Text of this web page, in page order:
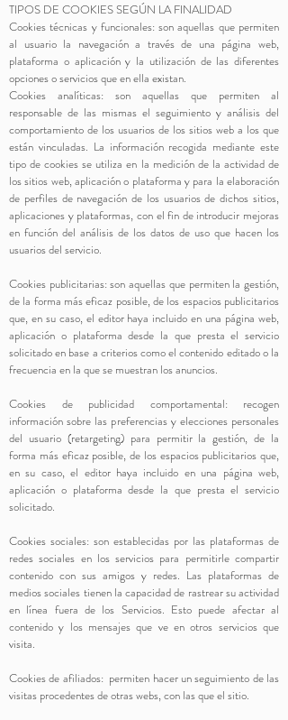
TIPOS DE COOKIES SEGÚN LA FINALIDAD
Cookies técnicas y funcionales: son aquellas que permiten
al usuario la navegación a través de una página web,
plataforma o aplicación y la utilización de las diferentes
opciones o servicios que en ella existan.
Cookies analíticas: son aquellas que permiten al
responsable de las mismas el seguimiento y análisis del
comportamiento de los usuarios de los sitios web a los que
están vinculadas. La información recogida mediante este
tipo de cookies se utiliza en la medición de la actividad de
los sitios web, aplicación o plataforma y para la elaboración
de perfiles de navegación de los usuarios de dichos sitios,
aplicaciones y plataformas, con el fin de introducir mejoras
en función del análisis de los datos de uso que hacen los
usuarios del servicio.
Cookies publicitarias: son aquellas que permiten la gestión,
de la forma más eficaz posible, de los espacios publicitarios
que, en su caso, el editor haya incluido en una página web,
aplicación o plataforma desde la que presta el servicio
solicitado en base a criterios como el contenido editado o la
frecuencia en la que se muestran los anuncios.
Cookies de publicidad comportamental: recogen
información sobre las preferencias y elecciones personales
del usuario (retargeting) para permitir la gestión, de la
forma más eficaz posible, de los espacios publicitarios que,
en su caso, el editor haya incluido en una página web,
aplicación o plataforma desde la que presta el servicio
solicitado.
Cookies sociales: son establecidas por las plataformas de
redes sociales en los servicios para permitirle compartir
contenido con sus amigos y redes. Las plataformas de
medios sociales tienen la capacidad de rastrear su actividad
en línea fuera de los Servicios. Esto puede afectar al
contenido y los mensajes que ve en otros servicios que
visita.
Cookies de afiliados: permiten hacer un seguimiento de las
visitas procedentes de otras webs, con las que el sitio.